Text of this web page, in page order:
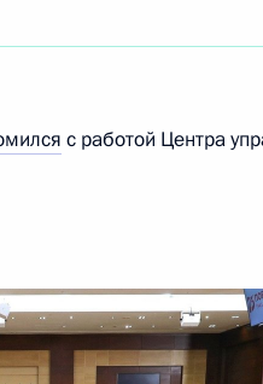
на чемпионате мира
с работой Центра